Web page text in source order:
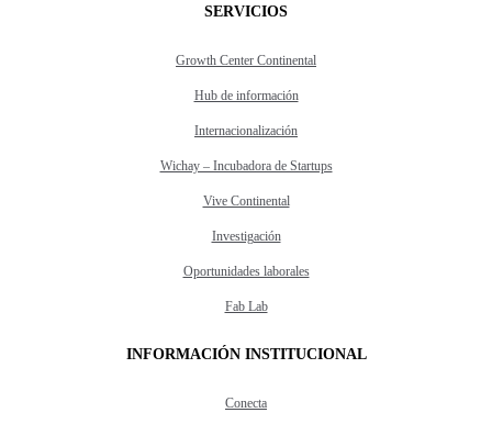
SERVICIOS
Growth Center Continental
Hub de información
Internacionalización
Wichay – Incubadora de Startups
Vive Continental
Investigación
Oportunidades laborales
Fab Lab
INFORMACIÓN INSTITUCIONAL
Conecta